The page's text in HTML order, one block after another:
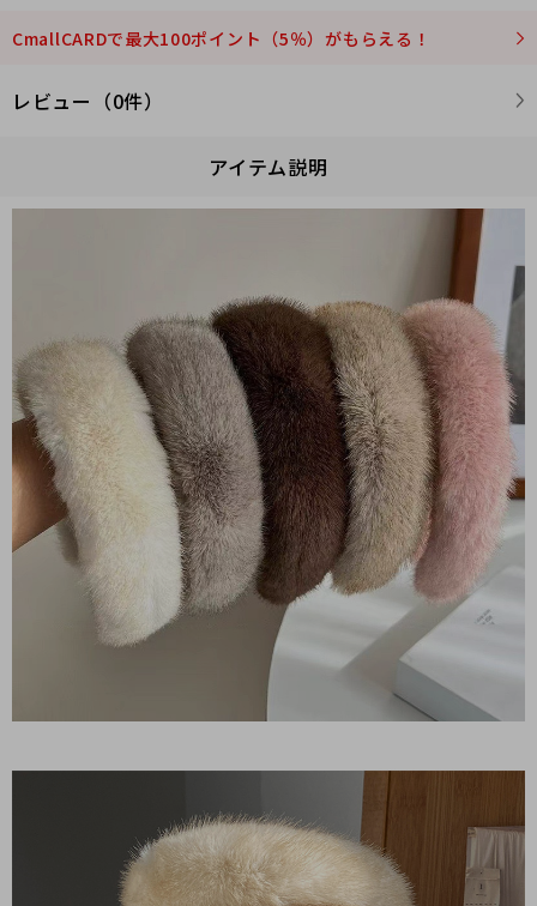
CmallCARDで最大100ポイント（5％）がもらえる！
レビュー（0件）
アイテム説明